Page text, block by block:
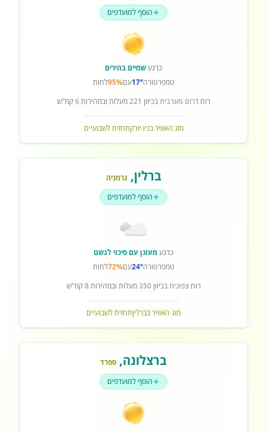
הוסף למועדפים
כרגעשמיים בהירים
טמפרטורה17°עם95%לחות
רוחדרום מערביתבכיוון 221מעלות ובמהירות6קמ"ש
מזג האוויר בניו יורקתחזית לשבועיים
ברלין, גרמניה
הוסף למועדפים
כרגעמעונן עם סיכוי לגשם
טמפרטורה24°עם72%לחות
רוחצפוניתבכיוון350מעלות ובמהירות8קמ"ש
מזג האוויר בברליןתחזית לשבועיים
ברצלונה, ספרד
הוסף למועדפים